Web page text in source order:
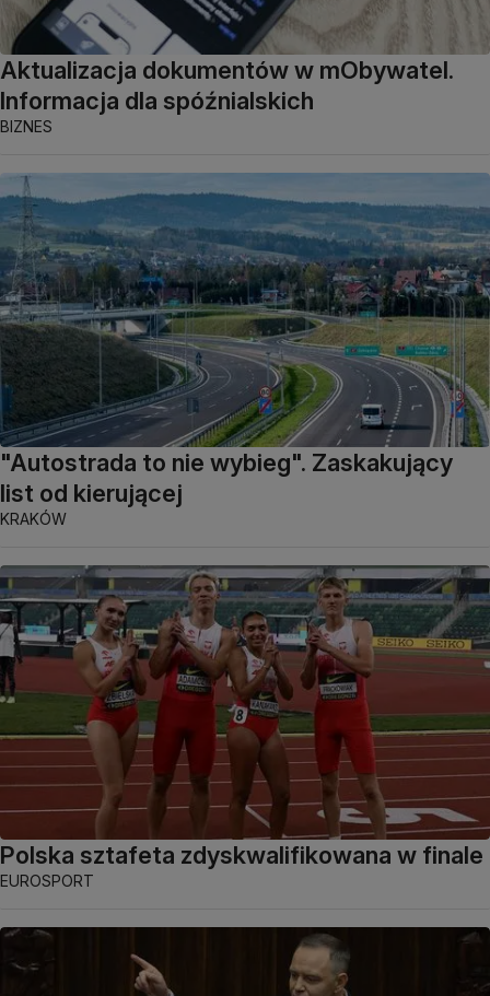
Aktualizacja dokumentów w mObywatel.
Informacja dla spóźnialskich
BIZNES
"Autostrada to nie wybieg". Zaskakujący
list od kierującej
KRAKÓW
Polska sztafeta zdyskwalifikowana w finale
EUROSPORT